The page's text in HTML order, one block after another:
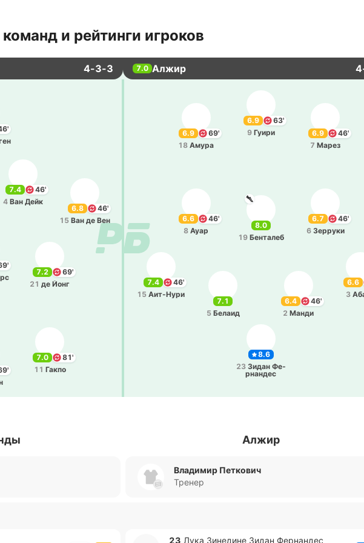
и рейтинги игроков
4-3-3 7.0 Алжир
7.4
46'
4 Ван Дейк
6.8
46'
15 Ван де Вен
7.2
69'
21 де Йонг
7.0
81'
11 Гакпо
8.6
23 Зидан Фе­
рна­ндес
7.4
46'
15 Аи­т-Ну­ри
6.4
46'
2 Манди
6.6
3
7.1
5 Белаид
6.7
46'
6 Зе­рру­ки
8.0
19 Бе­нта­леб
6.6
46'
8 Ауар
6.9
46'
7 Марез
6.9
63'
9 Гуири
6.9
69'
18 Амура
Алжир
Владимир Петкович
Тренер
23 Лука Зи­не­ди­не Зидан Фе­рна­ндес